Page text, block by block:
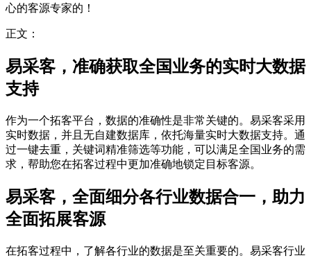
心的客源专家的！
正文：
易采客，准确获取全国业务的实时大数据
支持
作为一个拓客平台，数据的准确性是非常关键的。易采客采用
实时数据，并且无自建数据库，依托海量实时大数据支持。通
过一键去重，关键词精准筛选等功能，可以满足全国业务的需
求，帮助您在拓客过程中更加准确地锁定目标客源。
易采客，全面细分各行业数据合一，助力
全面拓展客源
在拓客过程中，了解各行业的数据是至关重要的。易采客行业